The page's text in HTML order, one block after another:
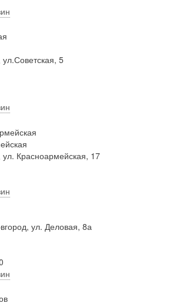
5
ул. Красноармейская, 17
ул. Деловая, 8а